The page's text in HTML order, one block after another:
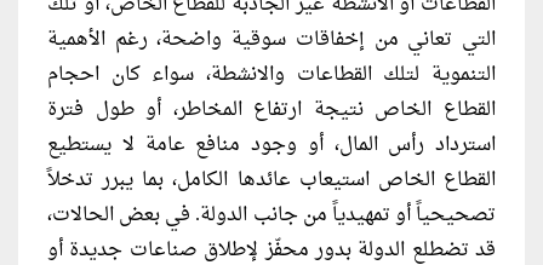
التي تعاني من إخفاقات سوقية واضحة، رغم الأهمية
التنموية لتلك القطاعات والانشطة، سواء كان احجام
القطاع الخاص نتيجة ارتفاع المخاطر، أو طول فترة
استرداد رأس المال، أو وجود منافع عامة لا يستطيع
القطاع الخاص استيعاب عائدها الكامل، بما يبرر تدخلاً
تصحيحياً أو تمهيدياً من جانب الدولة. في بعض الحالات،
قد تضطلع الدولة بدور محفّز لإطلاق صناعات جديدة أو